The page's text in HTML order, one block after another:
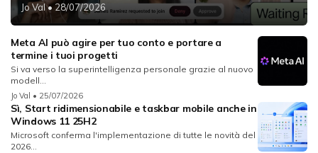
Jo Val• 28/07/2026
Meta AI può agire per tuo conto e portare a
termine i tuoi progetti
Si va verso la superintelligenza personale grazie al nuovo
modell...
Jo Val • 25/07/2026
Sì, Start ridimensionabile e taskbar mobile anche in
Windows 11 25H2
Microsoft conferma l'implementazione di tutte le novità del
2026...